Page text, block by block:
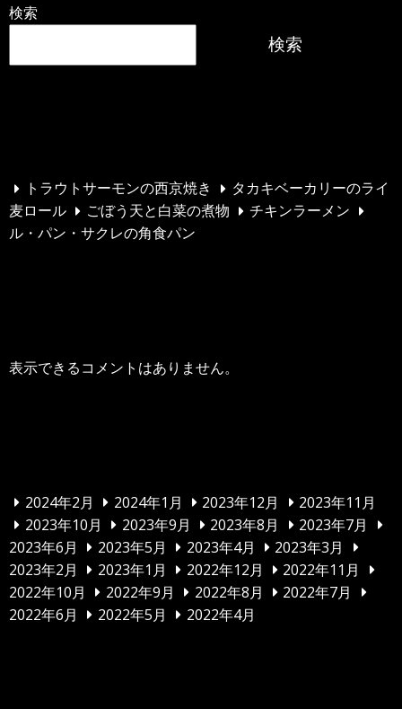
検索
検索
トラウトサーモンの西京焼き
タカキベーカリーのライ
麦ロール
ごぼう天と白菜の煮物
チキンラーメン
ル・パン・サクレの角食パン
表示できるコメントはありません。
2024年2月 2024年1月 2023年12月
2023年11月
2023年10月
2023年9月 2023年8月
2023年7月
2023年6月
2023年5月 2023年4月
2023年3月
2023年2月
2023年1月 2022年12月
2022年11月
2022年10月
2022年9月 2022年8月
2022年7月
2022年6月
2022年5月 2022年4月